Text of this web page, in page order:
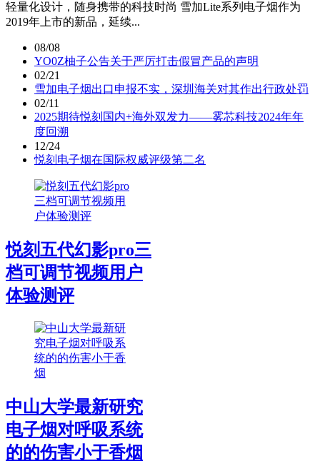
轻量化设计，随身携带的科技时尚 雪加Lite系列电子烟作为
2019年上市的新品，延续...
08/08
YO0Z柚子公告关于严厉打击假冒产品的声明
02/21
雪加电子烟出口申报不实，深圳海关对其作出行政处罚
02/11
2025期待悦刻国内+海外双发力——雾芯科技2024年年
度回溯
12/24
悦刻电子烟在国际权威评级第二名
悦刻五代幻影pro三
档可调节视频用户
体验测评
中山大学最新研究
电子烟对呼吸系统
的的伤害小于香烟